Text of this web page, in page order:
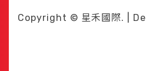
Copyright © 星禾國際. |